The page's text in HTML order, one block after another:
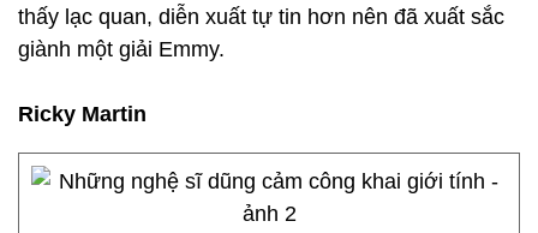
thấy lạc quan, diễn xuất tự tin hơn nên đã xuất sắc
giành một giải Emmy.
Ricky Martin